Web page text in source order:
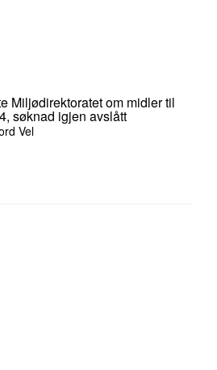
Miljødirektoratet om midler til
søknad igjen avslått
Vel